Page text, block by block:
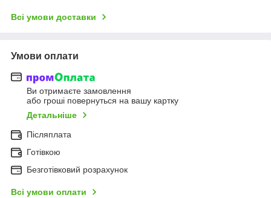
Всі умови доставки
Умови оплати
Ви отримаєте замовлення
або гроші повернуться на вашу картку
Детальніше
Післяплата
Готівкою
Безготівковий розрахунок
Всі умови оплати